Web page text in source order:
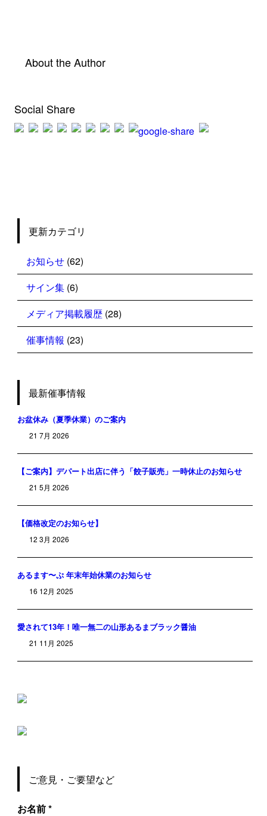
About the Author
Social Share
更新カテゴリ
お知らせ (62)
サイン集 (6)
メディア掲載履歴 (28)
催事情報 (23)
最新催事情報
お盆休み（夏季休業）のご案内
21 7月 2026
【ご案内】デパート出店に伴う「餃子販売」一時休止のお知らせ
21 5月 2026
【価格改定のお知らせ】
12 3月 2026
あるます〜ぷ 年末年始休業のお知らせ
16 12月 2025
愛されて13年！唯一無二の山形あるまブラック醤油
21 11月 2025
ご意見・ご要望など
お名前 *